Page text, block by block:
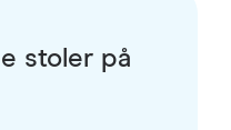
stoler på